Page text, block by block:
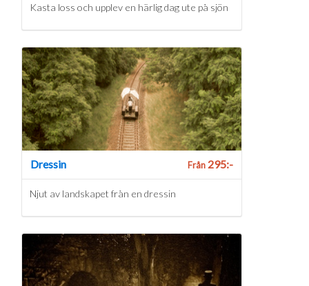
Kasta loss och upplev en härlig dag ute på sjön
Dressin Från295:-
Njut av landskapet från en dressin